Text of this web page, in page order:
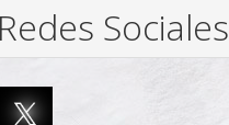
Redes Sociales